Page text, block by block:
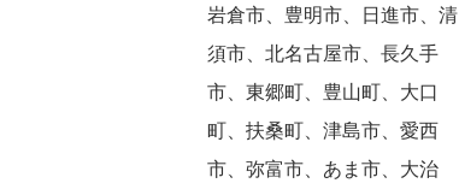
岩倉市、豊明市、日進市、清
須市、北名古屋市、長久手
市、東郷町、豊山町、大口
町、扶桑町、津島市、愛西
市、弥富市、あま市、大治